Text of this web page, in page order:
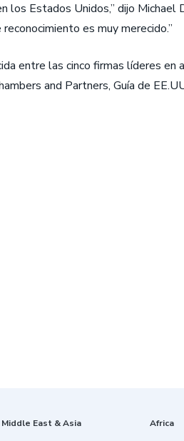
Estados Unidos,” dijo Michael
es muy merecido.”
entre las cinco firmas líderes en
and Partners, Guía de
Middle East & Asia Africa